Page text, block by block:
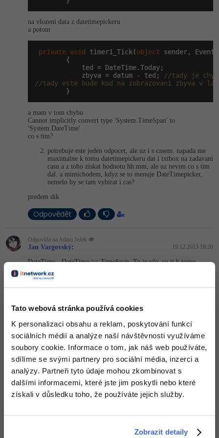
Tato webová stránka používá cookies
K personalizaci obsahu a reklam, poskytování funkcí
sociálních médií a analýze naší návštěvnosti využíváme
soubory cookie. Informace o tom, jak náš web používáte,
sdílíme se svými partnery pro sociální média, inzerci a
analýzy. Partneři tyto údaje mohou zkombinovat s
dalšími informacemi, které jste jim poskytli nebo které
získali v důsledku toho, že používáte jejich služby.
Zobrazit detaily
Copywriter
WordPress specialista
SEO specialista
Algoritmy
Umělá inteligence (AI) -10%
Pro děti
Více
Fórum
Kurzy e-commerce
Testování softwaru
Datová analýza
WordPress
SEO
Business
Kryptoměny -25%
Copywriting -30%
MS Office -80%
Kurzy designu
HTML/CSS -80%
Photoshop
Adobe Lightroom
Adobe XD
Adobe After Effects
Blender -80%
Inkscape
Fotografování -80%
Video
Příběhy absolventů
Pro firmy
na vlozeni data z datetimepickeru
a potom
private void timer1_Tick(object sender,
        {
            ted = DateTime.Today;
            zbyva = datum - ted;
//tady je
//tady este bude kod na zobrazovani zbyva v
        }
a mam v tom chybu
Cannot implicitly convert type 'System.TimeSpan' to
'System.DateTime'
co s tim?
potrebuje este jeden odpocet, ale uz i s casem. napada me
maximalne k tomu datetimepickeru dat i txtbox na zadavani
casu a z toho ziskat hodnotu hh:mm, ale uz nevim co s tim
dal. a mimichodem, kdyz se to menuje DateTimepicker,
nemelo by se tam vybirat i cas?
predem dik
Odpovědět
Odpovídá na Adam Ježek
Jan Vargovský: 19.12.2013 18:20
DateTime - DateTime == TimeSpan. To je vše, co ti k tomu
řeknu.
Editováno
Nahoru Odpovědět
Odpovídá na Jan Vargovský
Adam Ježek: 19.12.2013 18:28
k tomu datetimepickeru ve formatu sou 4 ,moznosti - long, short -
data, time- cas a custom - datum. jak ale kdyz chci oboje?
Odpovědět
19.12.2013 18:38